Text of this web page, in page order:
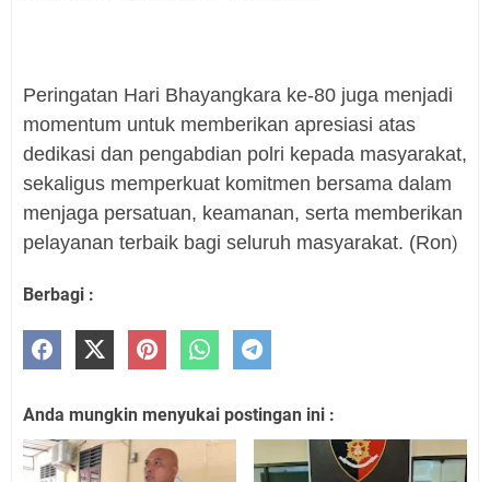
Peringatan Hari Bhayangkara ke-80 juga menjadi
momentum untuk memberikan apresiasi atas
dedikasi dan pengabdian polri kepada masyarakat,
sekaligus memperkuat komitmen bersama dalam
menjaga persatuan, keamanan, serta memberikan
pelayanan terbaik bagi seluruh masyarakat. (Ron)
Berbagi :
Anda mungkin menyukai postingan ini :